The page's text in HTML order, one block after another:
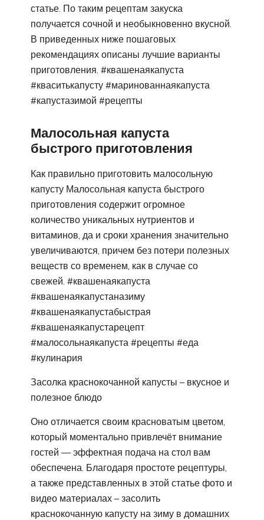
статье. По таким рецептам закуска
получается сочной и необыкновенно вкусной.
В приведенных ниже пошаговых
рекомендациях описаны лучшие варианты
приготовления. #квашенаякапуста
#кваситькапусту #маринованнаякапуста
#капустазимой #рецепты
Малосольная капуста
быстрого приготовления
Как правильно приготовить малосольную
капусту Малосольная капуста быстрого
приготовления содержит огромное
количество уникальных нутриентов и
витаминов, да и сроки хранения значительно
увеличиваются, причем без потери полезных
веществ со временем, как в случае со
свежей. #квашенаякапуста
#квашенаякапустаназиму
#квашенаякапустабыстрая
#квашенаякапустарецепт
#малосольнаякапуста #рецепты #еда
#кулинария
Засолка краснокочанной капусты – вкусное и
полезное блюдо
Оно отличается своим красноватым цветом,
который моментально привлечёт внимание
гостей — эффектная подача на стол вам
обеспечена. Благодаря простоте рецептуры,
а также представленных в этой статье фото и
видео материалах – засолить
краснокочанную капусту на зиму в домашних